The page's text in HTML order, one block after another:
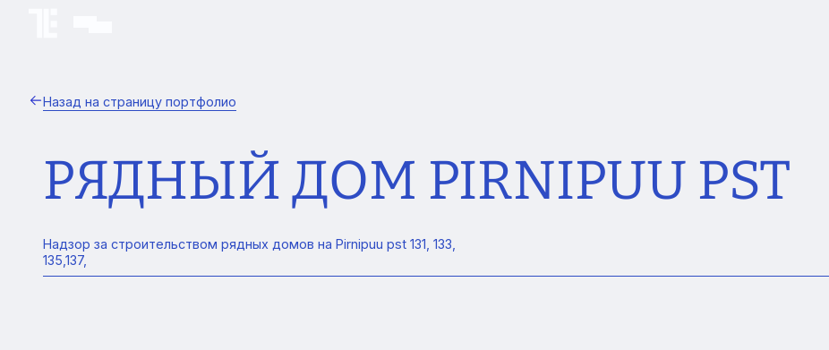
Назад на страницу портфолио
РЯДНЫЙ ДОМ PIRNIPUU PST
Надзор за строительством рядных домов на Pirnipuu pst 131, 133,
135,137,